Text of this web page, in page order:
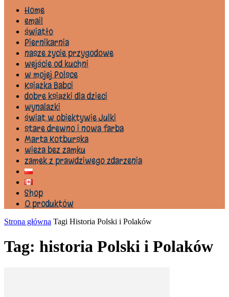
Home
email
światło
Piernikarnia
nasze życie przygodowe
wejście od kuchni
w mojej Polsce
Książka Babci
dobre książki dla dzieci
wynalazki
świat w obiektywie Julki
stare drewno i nowa farba
Marta Kotburska
wieża bez zamku
zamek z prawdziwego zdarzenia
Shop
0 produktów
Strona główna Tagi Historia Polski i Polaków
Tag: historia Polski i Polaków